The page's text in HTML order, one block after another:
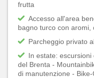
frutta
Accesso all'area
bagno turco con aromi,
Parcheggio privato
In estate:
del Brenta -
di manutenzione -